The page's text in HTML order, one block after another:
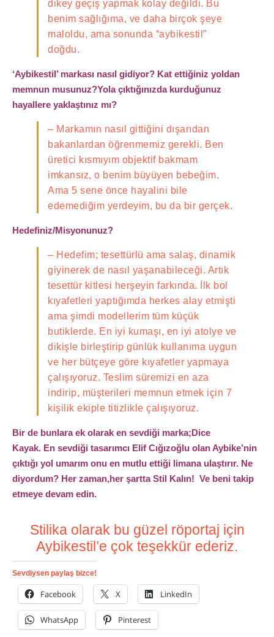
dikey geçiş yapmak kolay değildi. Bu
benim sağlığıma, ve daha birçok şeye
maloldu, ama sonunda “aybikestil”
doğdu.
‘Aybikestil’ markası nasıl gidiyor? Kat ettiğiniz yoldan
memnun musunuz?Yola çıktığınızda kurduğunuz
hayallere yaklaştınız mı?
– Markamın nasıl gittiğini dışarıdan
bakanlardan öğrenmemiz gerekli. Ben
üretici kısmıyım objektif bakmam
imkansız, o benim büyüyen bebeğim.
Ama 5 sene önce hayalini bile
edemediğim yerdeyim, bu da bir gerçek.
Hedefiniz/Misyonunuz?
– Hedefim; tesettürlü ama salaş, dinamik
giyinerek de nasıl yaşanabileceği. Artık
tesettür kitlesi herşeyin farkında. İlk bol
kıyafetleri yaptığımda herkes alay etmişti
ama şimdi modellerim tüm küçük
butiklerde. En iyi kumaşı, en iyi atolye ve
dikişle birleştirip günlük kullanıma uygun
ve her bütçeye göre kıyafetler yapmaya
çalışıyoruz. Teslim süremizi en aza
indirip, müşterileri memnun etmek için 7
kişilik ekiple titizlikle çalışıyoruz.
Bir de bunlara ek olarak en sevdiği marka;Dice
Kayak. En sevdiği tasarımcı Elif Cığızoğlu olan Aybike’nin
çıktığı yol umarım onu en mutlu ettiği limana ulaştırır. Ne
diyordum? Her zaman,her şartta Stil Kalın! Ve beni takip
etmeye devam edin.
Stilika olarak bu güzel röportaj için
Aybikestil’e çok teşekkür ederiz.
Sevdiysen paylaş bizce!
Facebook X LinkedIn
WhatsApp Pinterest